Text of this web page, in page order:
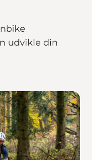
udvikle din